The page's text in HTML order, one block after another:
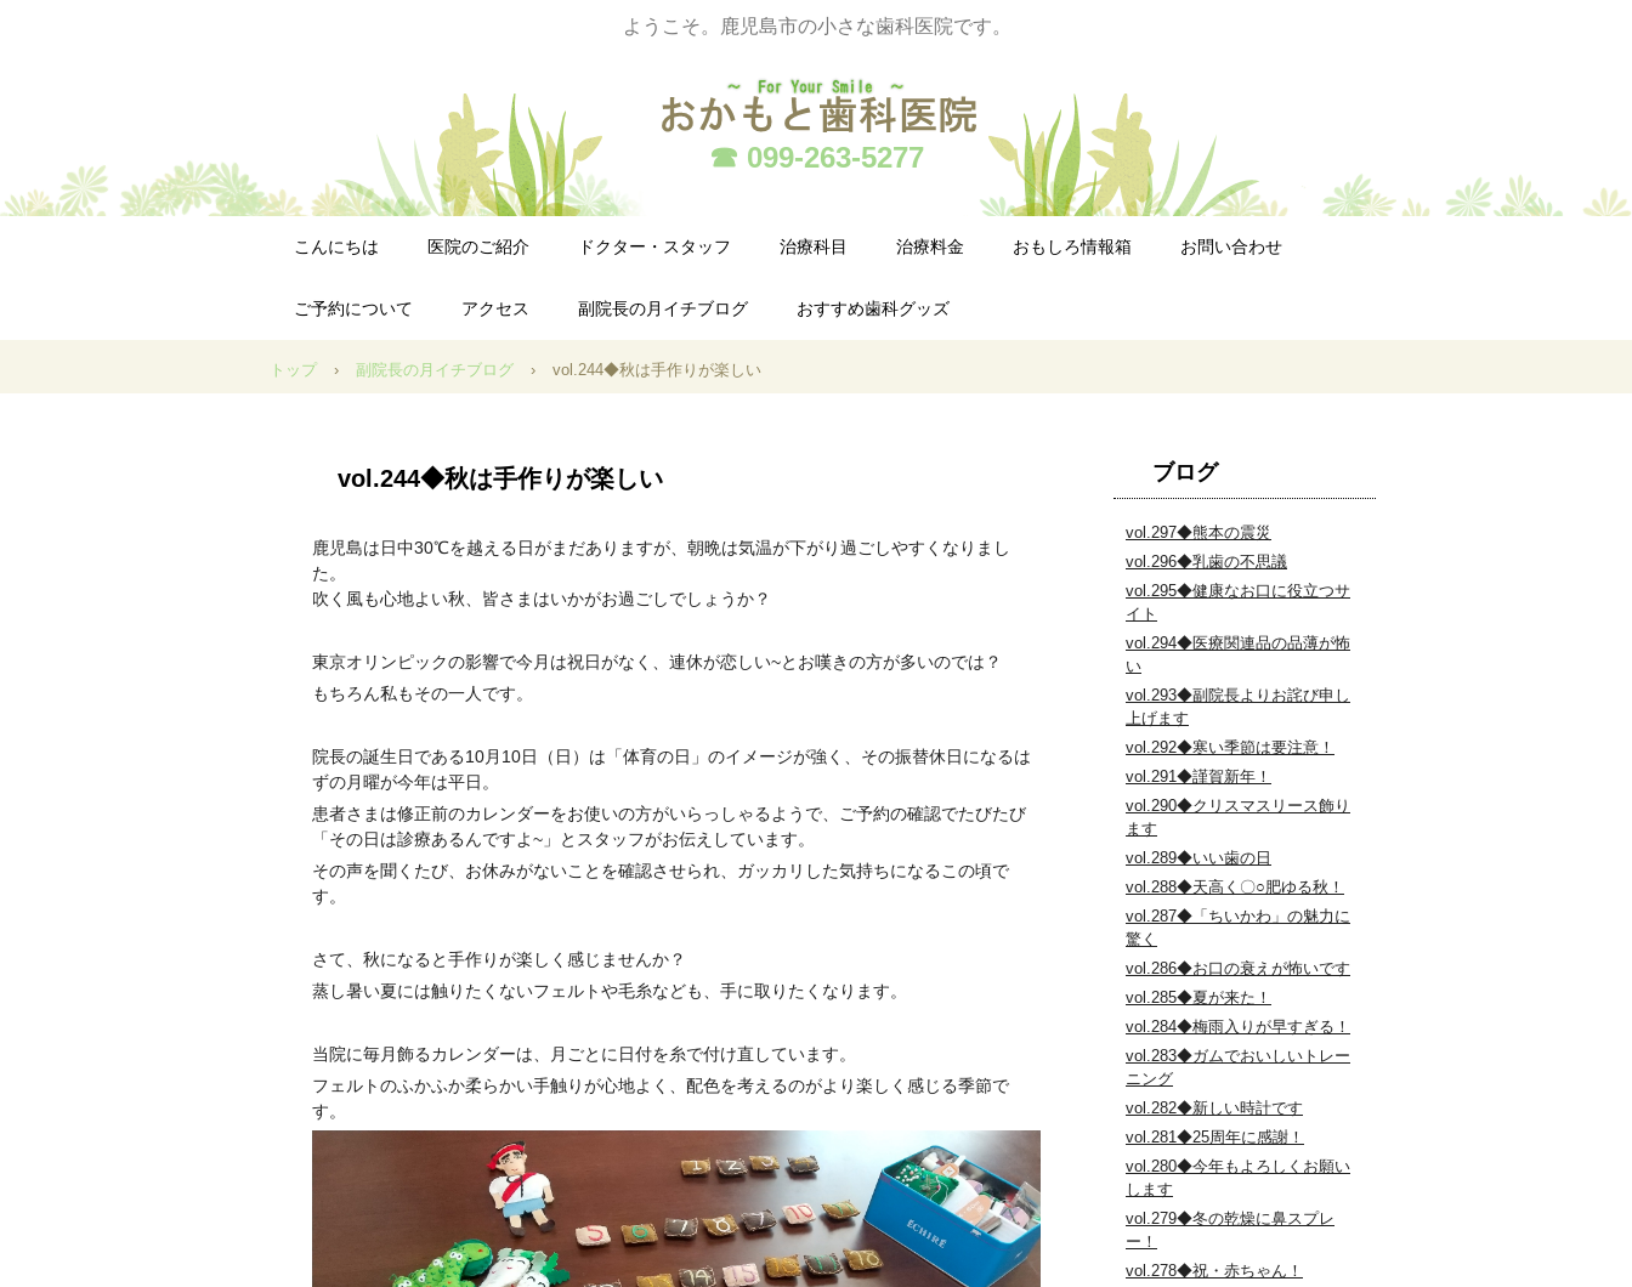
ようこそ。鹿児島市の小さな歯科医院です。
☎ 099-263-5277
こんにちは 医院のご紹介 ドクター・スタッフ 治療科目 治療料金 おもしろ情報箱 お問い合わせ
ご予約について アクセス 副院長の月イチブログ おすすめ歯科グッズ
トップ › 副院長の月イチブログ › vol.244◆秋は手作りが楽しい
vol.244◆秋は手作りが楽しい
鹿児島は日中30℃を越える日がまだありますが、朝晩は気温が下がり過ごしやすくなりまし
た。
吹く風も心地よい秋、皆さまはいかがお過ごしでしょうか？
東京オリンピックの影響で今月は祝日がなく、連休が恋しい~とお嘆きの方が多いのでは？
もちろん私もその一人です。
院長の誕生日である10月10日（日）は「体育の日」のイメージが強く、その振替休日になるは
ずの月曜が今年は平日。
患者さまは修正前のカレンダーをお使いの方がいらっしゃるようで、ご予約の確認でたびたび
「その日は診療あるんですよ~」とスタッフがお伝えしています。
その声を聞くたび、お休みがないことを確認させられ、ガッカリした気持ちになるこの頃で
す。
さて、秋になると手作りが楽しく感じませんか？
蒸し暑い夏には触りたくないフェルトや毛糸なども、手に取りたくなります。
当院に毎月飾るカレンダーは、月ごとに日付を糸で付け直しています。
フェルトのふかふか柔らかい手触りが心地よく、配色を考えるのがより楽しく感じる季節で
す。
ブログ
vol.297◆熊本の震災
vol.296◆乳歯の不思議
vol.295◆健康なお口に役立つサ
イト
vol.294◆医療関連品の品薄が怖
い
vol.293◆副院長よりお詫び申し
上げます
vol.292◆寒い季節は要注意！
vol.291◆謹賀新年！
vol.290◆クリスマスリース飾り
ます
vol.289◆いい歯の日
vol.288◆天高く〇○肥ゆる秋！
vol.287◆「ちいかわ」の魅力に
驚く
vol.286◆お口の衰えが怖いです
vol.285◆夏が来た！
vol.284◆梅雨入りが早すぎる！
vol.283◆ガムでおいしいトレー
ニング
vol.282◆新しい時計です
vol.281◆25周年に感謝！
vol.280◆今年もよろしくお願い
します
vol.279◆冬の乾燥に鼻スプレ
ー！
vol.278◆祝・赤ちゃん！